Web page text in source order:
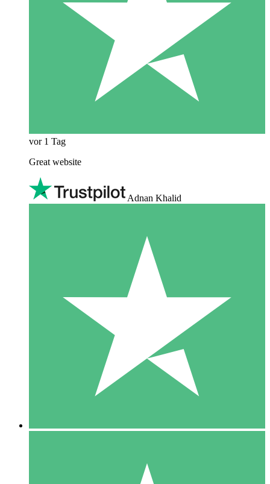
vor 1 Tag
Great website
Adnan Khalid